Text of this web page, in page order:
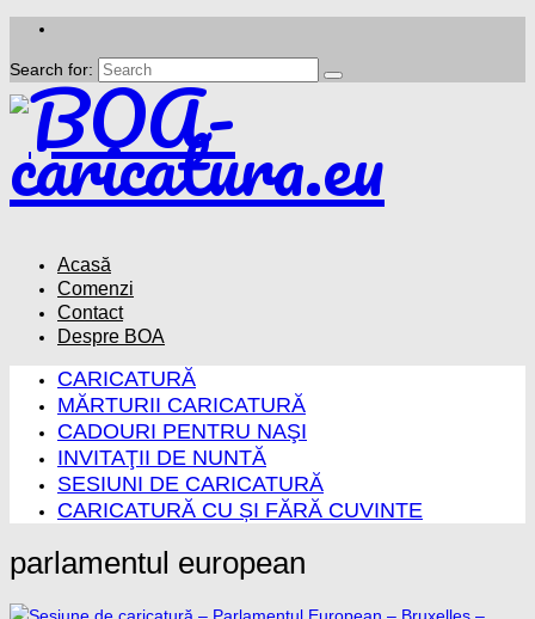
Search for:
Acasă
Comenzi
Contact
Despre BOA
CARICATURĂ
MĂRTURII CARICATURĂ
CADOURI PENTRU NAŞI
INVITAŢII DE NUNTĂ
SESIUNI DE CARICATURĂ
CARICATURĂ CU ȘI FĂRĂ CUVINTE
parlamentul european